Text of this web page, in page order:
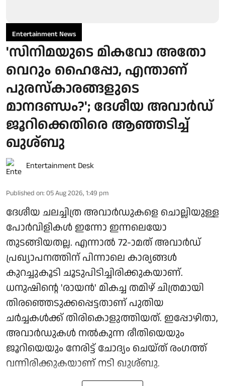
Entertainment News
'സിനിമയുടെ മികവോ അതോ
വെറും ഹൈപ്പോ, എന്താണ്
പുരസ്‌കാരങ്ങളുടെ
മാനദണ്ഡം?'; ദേശീയ അവാർഡ്
ജൂറിക്കെതിരെ ആഞ്ഞടിച്ച്
ഖുശ്ബു
Entertainment Desk
Published on: 05 Aug 2026, 1:49 pm
ദേശീയ ചലച്ചിത്ര അവാർഡുകളെ ചൊല്ലിയുള്ള
പോർവിളികൾ ഇന്നോ ഇന്നലെയോ
തുടങ്ങിയതല്ല. എന്നാൽ 72-ാമത് അവാർഡ്
പ്രഖ്യാപനത്തിന് പിന്നാലെ കാര്യങ്ങൾ
കുറച്ചുകൂടി ചൂടുപിടിച്ചിരിക്കുകയാണ്.
ധനുഷിന്റെ 'രായൻ' മികച്ച തമിഴ് ചിത്രമായി
തിരഞ്ഞെടുക്കപ്പെട്ടതാണ് പുതിയ
ചർച്ചകൾക്ക് തിരികൊളുത്തിയത്. ഇപ്പോഴിതാ,
അവാർഡുകൾ നൽകുന്ന രീതിയെയും
ജൂറിയെയും നേരിട്ട് ചോദ്യം ചെയ്ത് രംഗത്ത്
വന്നിരിക്കുകയാണ് നടി ഖുശ്ബു.